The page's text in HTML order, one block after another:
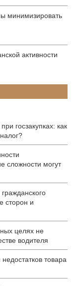
минимизировать
активности
госзакупках: как
сложности могут
сторон и
целях не
водителя
товара